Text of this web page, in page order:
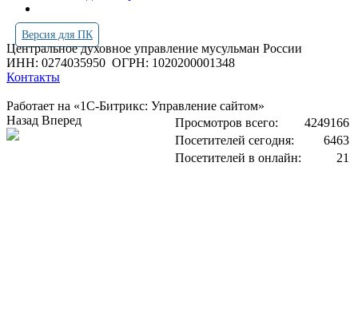
Версия для ПК
Центральное духовное управление мусульман России
ИНН: 0274035950 ОГРН: 1020200001348
Контакты
Работает на «1С-Битрикс: Управление сайтом»
Просмотров всего:
4249166
Посетителей сегодня:
6463
Посетителей в онлайн:
21
Назад Вперед